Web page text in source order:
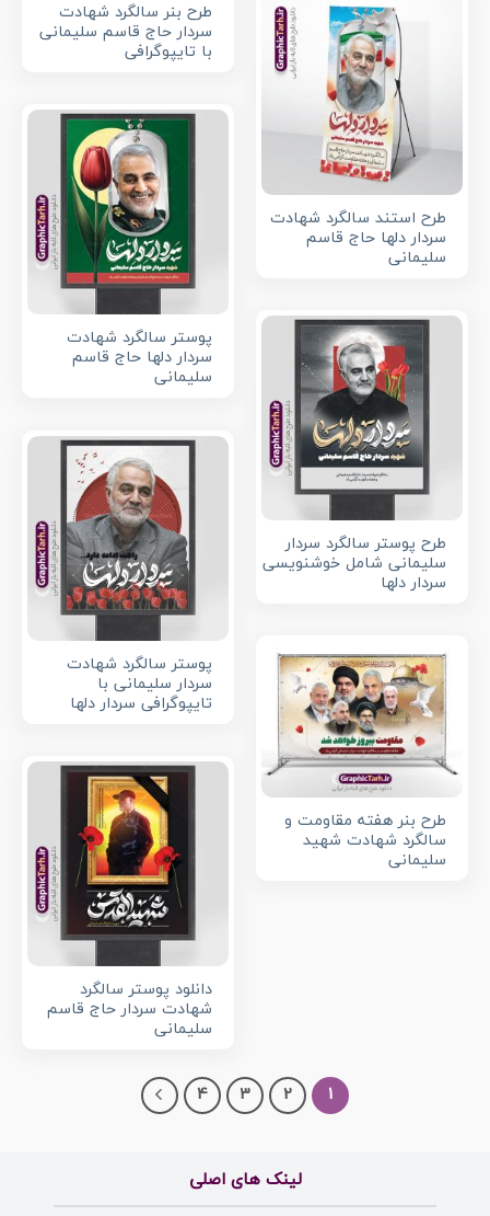
طرح بنر سالگرد شهادت
سردار حاج قاسم سلیمانی
با تایپوگرافی
طرح استند سالگرد شهادت
سردار دلها حاج قاسم
سلیمانی
پوستر سالگرد شهادت
سردار دلها حاج قاسم
سلیمانی
طرح پوستر سالگرد سردار
سلیمانی شامل خوشنویسی
سردار دلها
پوستر سالگرد شهادت
سردار سلیمانی با
تایپوگرافی سردار دلها
طرح بنر هفته مقاومت و
سالگرد شهادت شهید
سلیمانی
دانلود پوستر سالگرد
شهادت سردار حاج قاسم
سلیمانی
1
2
3
4
لینک های اصلی